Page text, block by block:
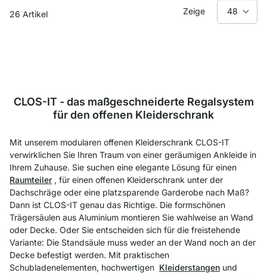
26 Artikel Zeige
CLOS-IT - das maßgeschneiderte Regalsystem
für den offenen Kleiderschrank
Mit unserem modularen offenen Kleiderschrank CLOS-IT
verwirklichen Sie Ihren Traum von einer geräumigen Ankleide in
Ihrem Zuhause. Sie suchen eine elegante Lösung für einen
Raumteiler , für einen offenen Kleiderschrank unter der
Dachschräge oder eine platzsparende Garderobe nach Maß?
Dann ist CLOS-IT genau das Richtige. Die formschönen
Trägersäulen aus Aluminium montieren Sie wahlweise an Wand
oder Decke. Oder Sie entscheiden sich für die freistehende
Variante: Die Standsäule muss weder an der Wand noch an der
Decke befestigt werden. Mit praktischen
Schubladenelementen, hochwertigen Kleiderstangen und